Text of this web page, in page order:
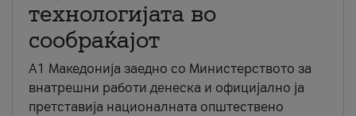
технологијата во
сообраќајот
A1 Македонија заедно со Министерството за
внатрешни работи денеска и официјално ја
претставија националната општествено